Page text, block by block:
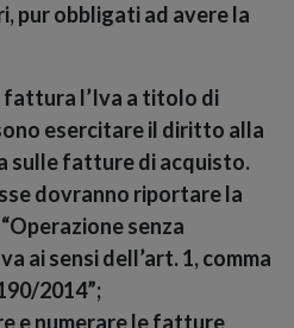
, pur obbligati ad avere la
fattura l’Iva a titolo di
esercitare il diritto alla
sulle fatture di acquisto.
dovranno riportare la
senza
ai sensi dell’art. 1, comma
2014”;
e numerare le fatture